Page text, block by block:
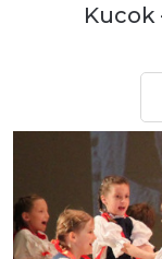
Kucok